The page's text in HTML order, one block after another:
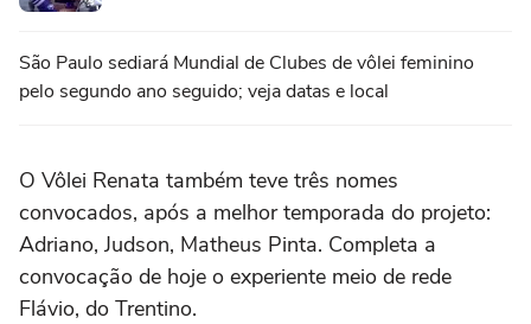
São Paulo sediará Mundial de Clubes de vôlei feminino
pelo segundo ano seguido; veja datas e local
O Vôlei Renata também teve três nomes
convocados, após a melhor temporada do projeto:
Adriano, Judson, Matheus Pinta. Completa a
convocação de hoje o experiente meio de rede
Flávio, do Trentino.